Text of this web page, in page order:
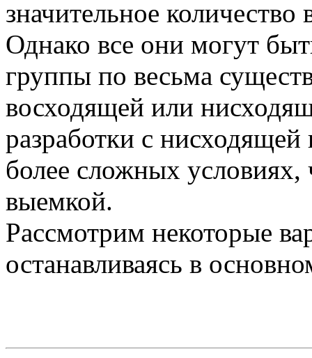
значительное количество
Однако все они могут
группы по весьма
восходящей или
разработки с
более сложных
выемкой.
Рассмотрим некоторые
останавливаясь в